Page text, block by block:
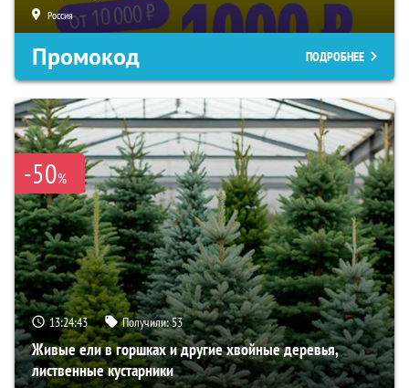
Россия
Промокод ПОДРОБНЕЕ
-50%
13:24:42 Получили:53
Живые ели в горшках и другие хвойные деревья,
лиственные кустарники